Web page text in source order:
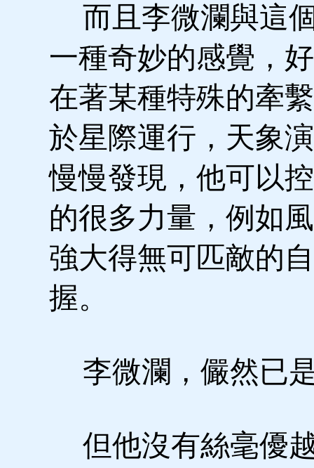
而且李微瀾與這
一種奇妙的感覺，
在著某種特殊的牽
於星際運行，天象
慢慢發現，他可以
的很多力量，例如
強大得無可匹敵的
握。
李微瀾，儼然已
但他沒有絲毫優